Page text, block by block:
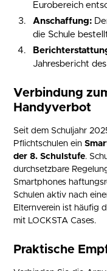
Eurobereich
Anschaffung:
die Schule
Jahresbericht
Verbindung
Handyverbot
Seit dem Schuljahr
Pflichtschulen ein
der 8. Schulstufe.
durchsetzbare
Smartphones
Schulen aktiv nach
Elternverein ist häufig
mit LOCKSTA Cases.
Praktische